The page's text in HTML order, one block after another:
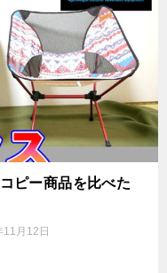
ピー商品を比べた
月12日